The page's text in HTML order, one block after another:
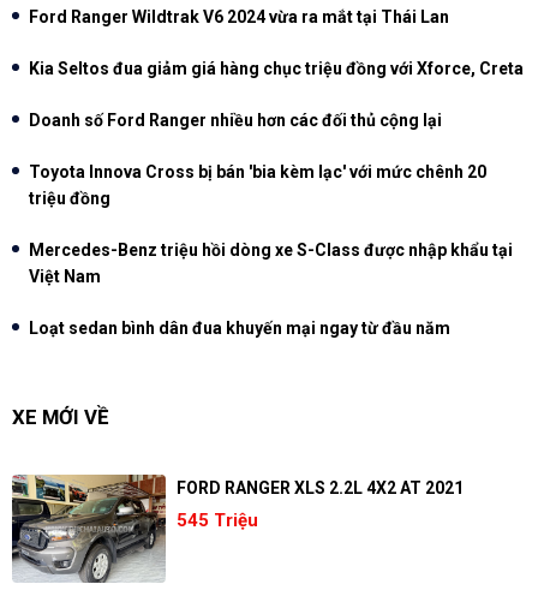
Ford Ranger Wildtrak V6 2024 vừa ra mắt tại Thái Lan
Kia Seltos đua giảm giá hàng chục triệu đồng với Xforce, Creta
Doanh số Ford Ranger nhiều hơn các đối thủ cộng lại
Toyota Innova Cross bị bán 'bia kèm lạc' với mức chênh 20
triệu đồng
Mercedes-Benz triệu hồi dòng xe S-Class được nhập khẩu tại
Việt Nam
Loạt sedan bình dân đua khuyến mại ngay từ đầu năm
XE MỚI VỀ
FORD RANGER XLS 2.2L 4X2 AT 2021
545 Triệu